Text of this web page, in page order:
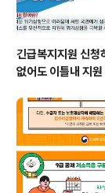
긴급복지지원 신청
없어도 이틀내 지원